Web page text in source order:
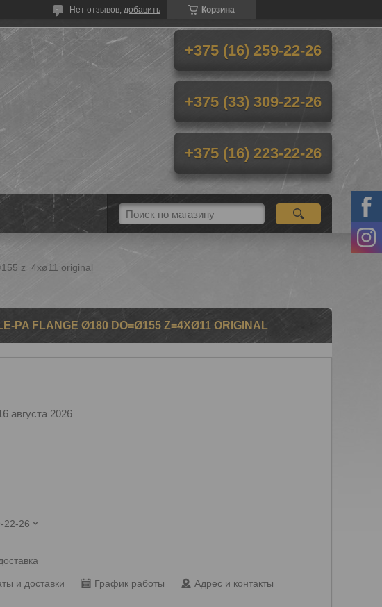
Корзина
Нет отзывов, добавить
+375 (16) 259-22-26
+375 (33) 309-22-26
+375 (16) 223-22-26
z=4xø11 original
PA FLANGE Ø180 DO=Ø155 Z=4XØ11 ORIGINAL
августа 2026
22-26
и доставки График работы Адрес и контакты